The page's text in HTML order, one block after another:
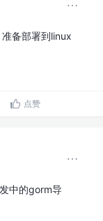
备部署到linux
点赞
中的gorm导